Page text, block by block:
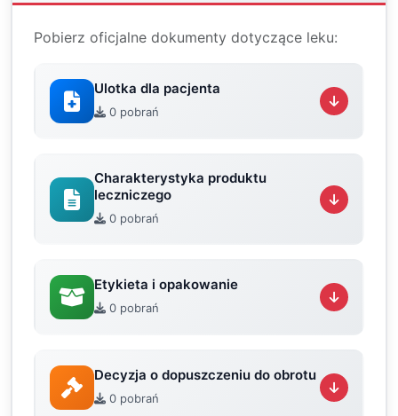
Pobierz oficjalne dokumenty dotyczące leku:
Ulotka dla pacjenta
0 pobrań
Charakterystyka produktu
leczniczego
0 pobrań
Etykieta i opakowanie
0 pobrań
Decyzja o dopuszczeniu do obrotu
0 pobrań